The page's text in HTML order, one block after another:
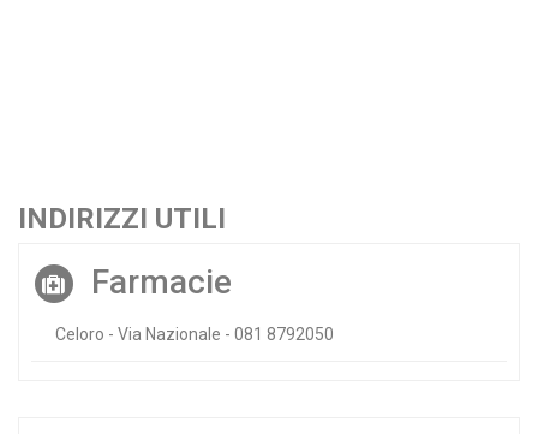
INDIRIZZI UTILI
Farmacie
Celoro - Via Nazionale - 081 8792050